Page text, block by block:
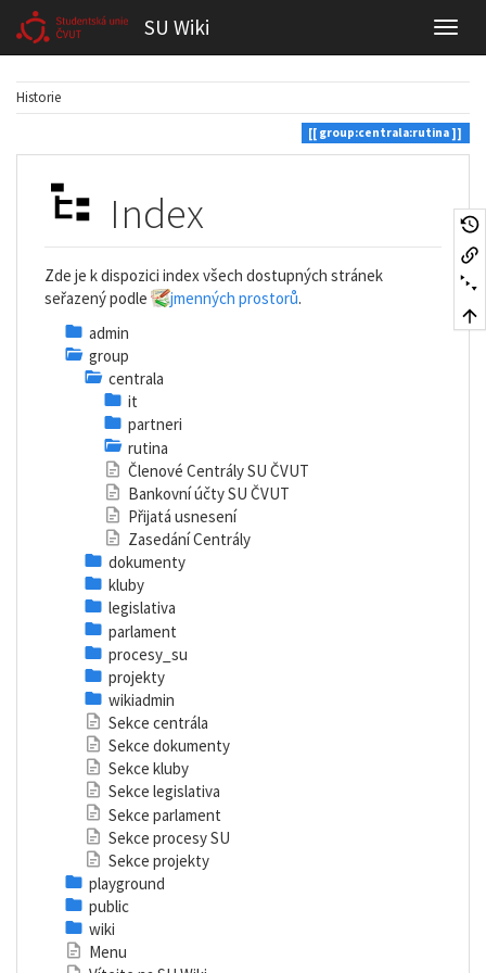
SU Wiki
Historie
group:centrala:rutina
Index
Zde je k dispozici index všech dostupných stránek
seřazený podle
jmenných prostorů.
admin
group
centrala
it
partneri
rutina
Členové Centrály SU ČVUT
Bankovní účty SU ČVUT
Přijatá usnesení
Zasedání Centrály
dokumenty
kluby
legislativa
parlament
procesy_su
projekty
wikiadmin
Sekce centrála
Sekce dokumenty
Sekce kluby
Sekce legislativa
Sekce parlament
Sekce procesy SU
Sekce projekty
playground
public
wiki
Menu